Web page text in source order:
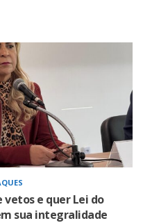
vetos e quer Lei do
sua integralidade